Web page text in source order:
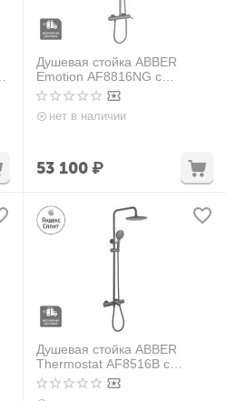
Душевая стойка ABBER
Emotion AF8816NG с
изливом, никель
нет в наличии
53 100₽
Душевая стойка ABBER
Thermostat AF8516B с
термостатом и изливом,
черная матовая